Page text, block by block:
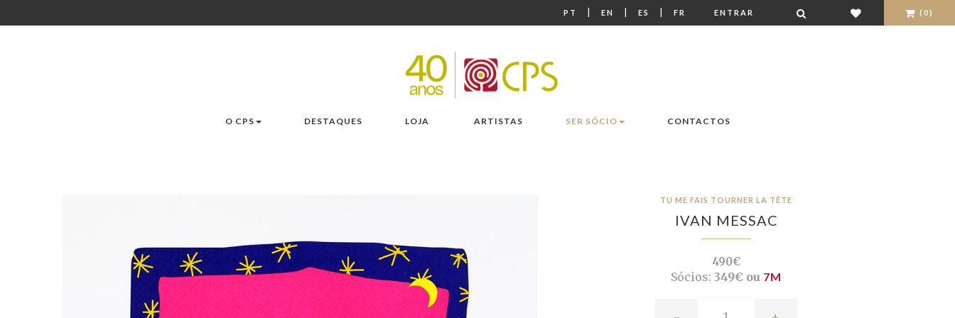
PT | EN | ES | FR ENTRAR (0)
O CPS DESTAQUES LOJA ARTISTAS SER SÓCIO CONTACTOS
TU ME FAIS TOURNER LA TÊTE
IVAN MESSAC
490€
Sócios: 349€ ou 7M